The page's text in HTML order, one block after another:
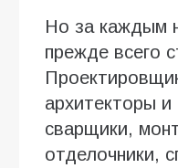
Но за каждым
прежде всего
архитекторы
сварщики,
отделочники,